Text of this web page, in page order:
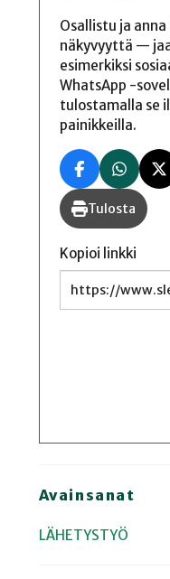
Osallistu ja
näkyvyyttä —
esimerkiksi
WhatsApp -
tulostamalla se
painikkeilla.
Tulosta
Kopioi linkki
Avainsanat
LÄHETYSTYÖ